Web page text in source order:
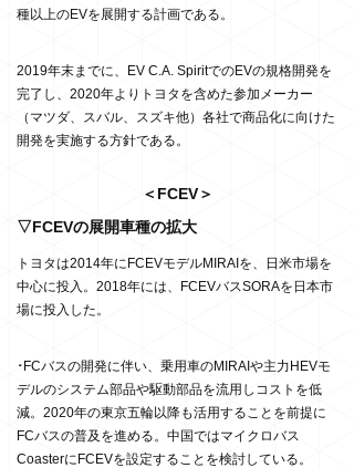
種以上のEVを展開する計画である。
2019年末までに、EV C.A. SpiritでのEVの規格開発を
完了し、2020年よりトヨタを含めた参加メーカー
（マツダ、スバル、スズキ他）各社で商品化に向けた
開発を実施する方針である。
＜FCEV＞
▽FCEVの展開車種の拡大
トヨタは2014年にFCEVモデルMIRAIを、日米市場を
中心に投入。2018年には、FCEVバスSORAを日本市
場に投入した。
･FCバスの開発に伴い、乗用車のMIRAIや主力HEVモ
デルのシステム部品や駆動部品を流用しコストを低
減。2020年の東京五輪以降も活用することを前提に
FCバスの普及を進める。中国ではマイクロバス
CoasterにFCEVを設定することを検討している。